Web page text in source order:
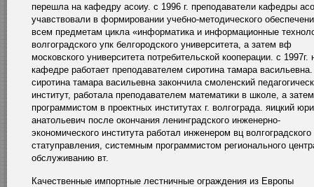
перешла на кафедру асоиу. с 1996 г. преподаватели кафедры
учавствовали в формировании учебно-методического
всем предметам цикла «информатика и информационные
волгоградского упк белгородского университета, а затем вф
московского университета потребительской кооперации. с 1997г.
кафедре работает преподавателем сиротина тамара васильевна.
сиротина тамара васильевна закончила смоленский
институт, работала преподавателем математики в школе, а затем
программистом в проектных институтах г. волгограда. яицкий
анатольевич после окончания ленинградского инженерно-
экономического института работал инженером вц волгоградского
статуправления, системным программистом регионального
обслуживанию вт.
Качественные импортные лестничные ограждения из Европы